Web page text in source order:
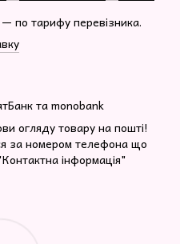
по тарифу перевізника.
та monobank
огляду товару на пошті!
за номером телефона що
інформація"